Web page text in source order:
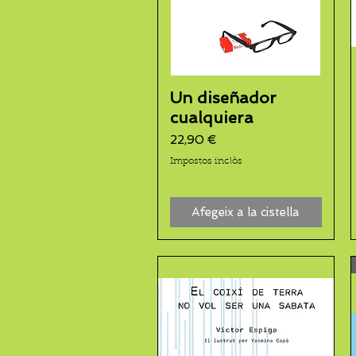
Un diseñador
cualquiera
Preu
22,90 €
Impostos inclòs
Afegeix a la cistella